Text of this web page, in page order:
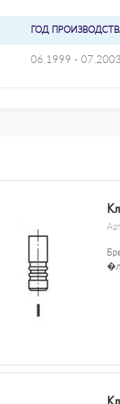
ГОД
06.1999 - 07.2003